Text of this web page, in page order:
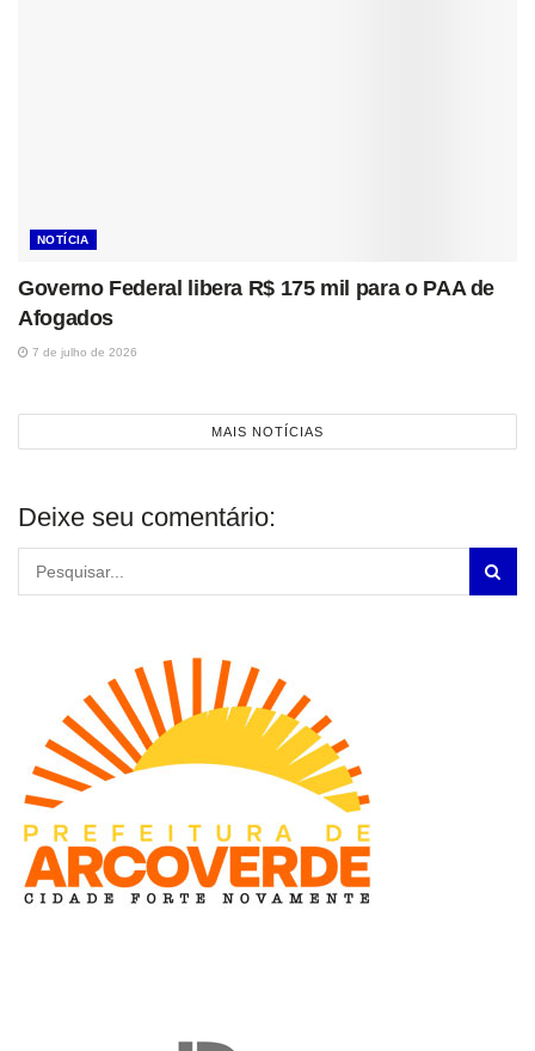
NOTÍCIA
Governo Federal libera R$ 175 mil para o PAA de
Afogados
7 de julho de 2026
MAIS NOTÍCIAS
Deixe seu comentário: